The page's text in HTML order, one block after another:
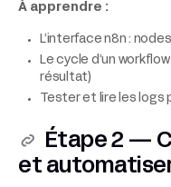
À apprendre :
L’interface n8n :
Le cycle d’un
résultat)
Tester et lire les logs
Étape 2 —
et